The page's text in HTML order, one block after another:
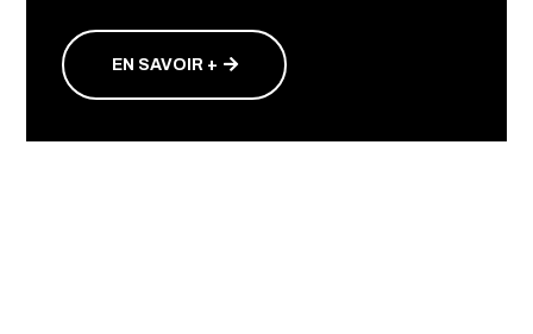
EN SAVOIR +